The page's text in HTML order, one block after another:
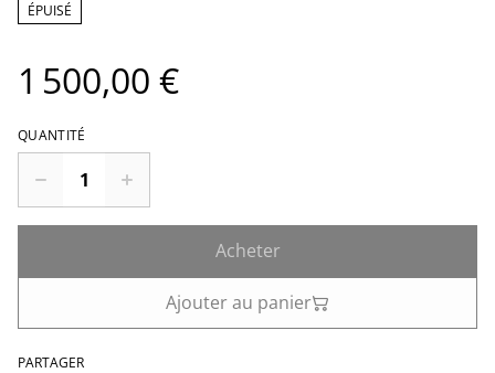
ÉPUISÉ
1 500,00 €
QUANTITÉ
Acheter
Ajouter au panier
PARTAGER